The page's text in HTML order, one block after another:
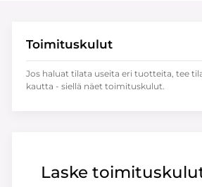
Laske
Toimituskulut
Jos haluat tilata useita eri tuotteita, tee
kautta - siellä näet toimituskulut.